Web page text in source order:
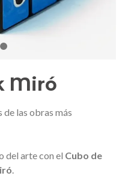
Miró
las obras más
del arte con el Cubo de
.
149,00 €